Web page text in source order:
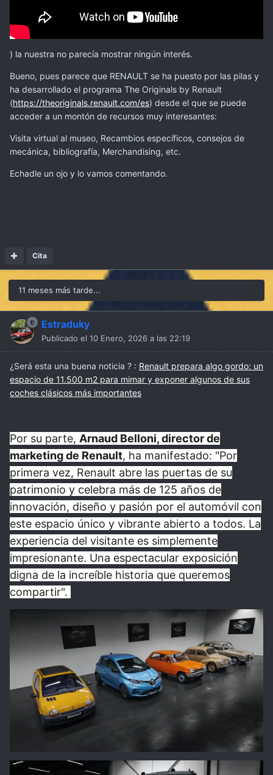
) la nuestra no parecía mostrar ningún interés.
Bueno, pues parece que RENAULT se ha puesto por las pilas y
ha desarrollado el programa The Originals by Renault
(https://theoriginals.renault.com/es) desde el que se puede
acceder a un montón de recursos muy interesantes:
Visita virtual al museo, Recambios específicos, consejos de
mecánica, bibliografía, Merchandising, etc.
Echadle un ojo y lo vamos comentando.
Cita
11 meses más tarde...
Estraduky
Publicado el 10 Enero, 2026 a las 22:19
¿Será esta una buena noticia ? : Renault prepara algo gordo: un
espacio de 11.500 m2 para mimar y exponer algunos de sus
coches clásicos más importantes
Por su parte, Arnaud Belloni, director de
marketing de Renault, ha manifestado: "Por
primera vez, Renault abre las puertas de su
patrimonio y celebra más de 125 años de
innovación, diseño y pasión por el automóvil con
este espacio único y vibrante abierto a todos. La
experiencia del visitante es simplemente
impresionante. Una espectacular exposición
digna de la increíble historia que queremos
compartir".